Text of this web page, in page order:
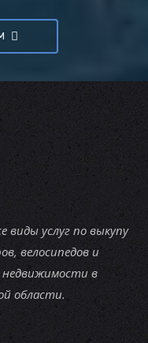
виды услуг по выкупу
велосипедов и
недвижимости в
области.